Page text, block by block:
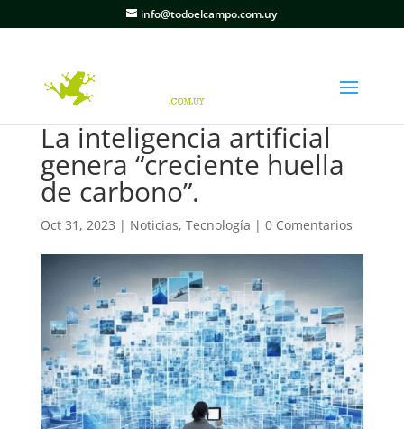
info@todoelcampo.com.uy
La inteligencia artificial
genera “creciente huella
de carbono”.
Oct 31, 2023 | Noticias, Tecnología | 0 Comentarios